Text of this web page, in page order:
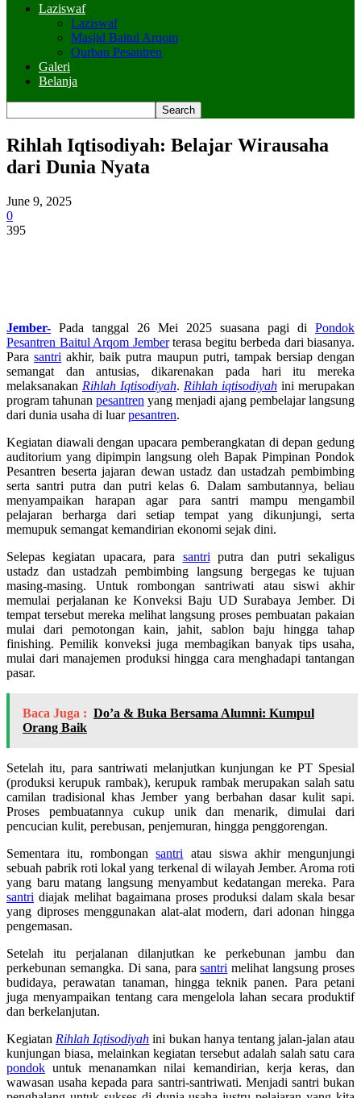
Laziswaf
Laziswaf
Masjid Baitul Arqom
Qurban Pesantren
Galeri
Belanja
Rihlah Iqtisodiyah: Belajar Wirausaha
dari Dunia Nyata
June 9, 2025
0
395
Jember- Pada tanggal 26 Mei 2025 suasana pagi di Pondok
Pesantren Baitul Arqom Jemberterasa begitu berbeda dari biasanya.
Parasantri akhir, baik putra maupun putri, tampak bersiap dengan
semangat dan antusias, dikarenakan pada hari itu mereka
melaksanakan Rihlah Iqtisodiyah. Rihlah iqtisodiyah ini merupakan
program tahunan pesantren yang menjadi ajang pembelajar langsung
dari dunia usaha di luarpesantren.
Kegiatan diawali dengan upacara pemberangkatan di depan gedung
auditorium yang dipimpin langsung oleh Bapak Pimpinan Pondok
Pesantren beserta jajaran dewan ustadz dan ustadzah pembimbing
serta santri putra dan putri kelas 6. Dalam sambutannya, beliau
menyampaikan harapan agar para santri mampu mengambil
pelajaran berharga dari setiap tempat yang dikunjungi, serta
memupuk semangat kemandirian ekonomi sejak dini.
Selepas kegiatan upacara, para santri putra dan putri sekaligus
ustadz dan ustadzah pembimbing langsung bergegas ke tujuan
masing-masing. Untuk rombongan santriwati atau siswi akhir
memulai perjalanan ke Konveksi Baju UD Surabaya Jember. Di
tempat tersebut mereka melihat langsung proses pembuatan pakaian
mulai dari pemotongan kain, jahit, sablon baju hingga tahap
finishing. Pemilik konveksi juga membagikan banyak tips usaha,
mulai dari manajemen produksi hingga cara menghadapi tantangan
pasar.
Baca Juga : Do’a & Buka Bersama Alumni: Kumpul
Orang Baik
Setelah itu, para santriwati melanjutkan kunjungan ke PT Spesial
(produksi kerupuk rambak), kerupuk rambak merupakan salah satu
camilan tradisional khas Jember yang berbahan dasar kulit sapi.
Proses pembuatannya cukup unik dan menarik, dimulai dari
pencucian kulit, perebusan, penjemuran, hingga penggorengan.
Sementara itu, rombongansantri atau siswa akhir mengunjungi
sebuah pabrik roti lokal yang terkenal di wilayah Jember. Aroma roti
yang baru matang langsung menyambut kedatangan mereka. Para
santri diajak melihat bagaimana proses produksi dalam skala besar
yang diproses menggunakan alat-alat modern, dari adonan hingga
pengemasan.
Setelah itu perjalanan dilanjutkan ke perkebunan jambu dan
perkebunan semangka. Di sana, parasantri melihat langsung proses
budidaya, perawatan tanaman, hingga teknik panen. Para petani
juga menyampaikan tentang cara mengelola lahan secara produktif
dan berkelanjutan.
Kegiatan Rihlah Iqtisodiyah ini bukan hanya tentang jalan-jalan atau
kunjungan biasa, melainkan kegiatan tersebut adalah salah satu cara
pondok untuk menanamkan nilai kemandirian, kerja keras, dan
wawasan usaha kepada para santri-santriwati. Menjadi santri bukan